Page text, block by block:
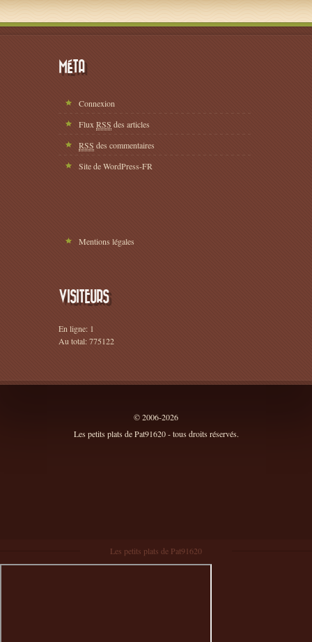
MÉTA
Connexion
FluxRSS des articles
RSS des commentaires
Site de WordPress-FR
Mentions légales
VISITEURS
En ligne: 1
Au total: 775122
© 2006-2026
Les petits plats de Pat91620 - tous droits réservés.
Les petits plats de Pat91620